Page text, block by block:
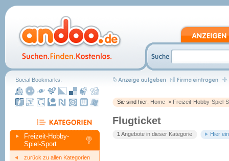
Sie sind hier: Home > Freizeit-Hobby-Spiel-
Flugticket
1 Angebote in dieser Kategorie Hier
Social Bookmarks:
Freizeit-Hobby-
Spiel-Sport
zurück zu allen Kategorien